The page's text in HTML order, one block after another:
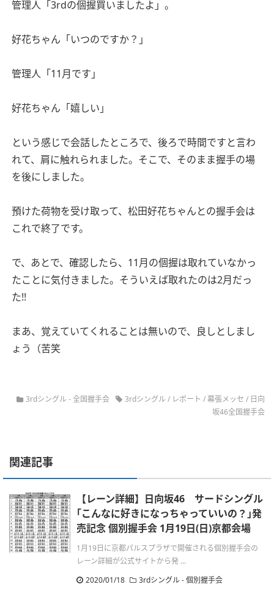
管理人「3rdの個握買いましたよ」。
好花ちゃん「いつのですか？」
管理人「11月です」
好花ちゃん「嬉しい」
という感じで会話したところで、後ろで時間ですと言わ
れて、肩に触れられました。そこで、そのまま握手の場
を後にしました。
預けた荷物を受け取って、松田好花ちゃんとの握手会は
これで終了です。
で、あとで、確認したら、11月の個握は取れていなかっ
たことに気付きました。そういえば取れたのは2月だっ
た!!
まあ、覚えていてくれることは無いので、良しとしまし
ょう（苦笑
3rdシングル -全国握手会 3rdシングル / レポート /幕張メッセ / 日向
坂46全国握手会
関連記事
【レーン詳細】日向坂46 サードシングル
｢こんなに好きになっちゃっていいの？｣発
売記念 個別握手会 1月19日(日)京都会場
1月19日に京都パルスプラザで開催される個別握手会の
レーン詳細が公式サイトから発 ...
2020/01/18
3rdシングル-個別握手会